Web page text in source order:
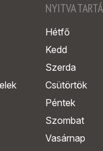
NYITVA
Hétfő
Kedd
Szerda
Csütörtök
Péntek
Szombat
Vasárnap